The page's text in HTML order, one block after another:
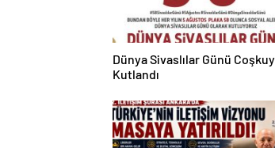
Dünya Sivaslılar Günü
Kutlandı